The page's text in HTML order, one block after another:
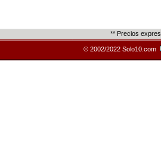
** Precios
© 2002/2022 Solo10.com